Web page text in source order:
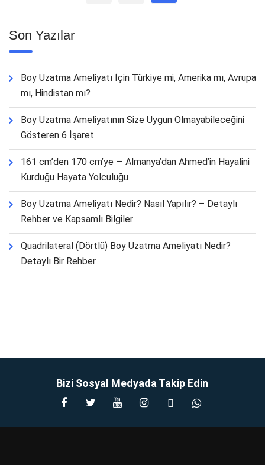
Son Yazılar
Boy Uzatma Ameliyatı İçin Türkiye mi, Amerika mı, Avrupa
mı, Hindistan mı?
Boy Uzatma Ameliyatının Size Uygun Olmayabileceğini
Gösteren 6 İşaret
161 cm’den 170 cm’ye — Almanya’dan Ahmed’in Hayalini
Kurduğu Hayata Yolculuğu
Boy Uzatma Ameliyatı Nedir? Nasıl Yapılır? – Detaylı
Rehber ve Kapsamlı Bilgiler
Quadrilateral (Dörtlü) Boy Uzatma Ameliyatı Nedir?
Detaylı Bir Rehber
Bizi Sosyal Medyada Takip Edin